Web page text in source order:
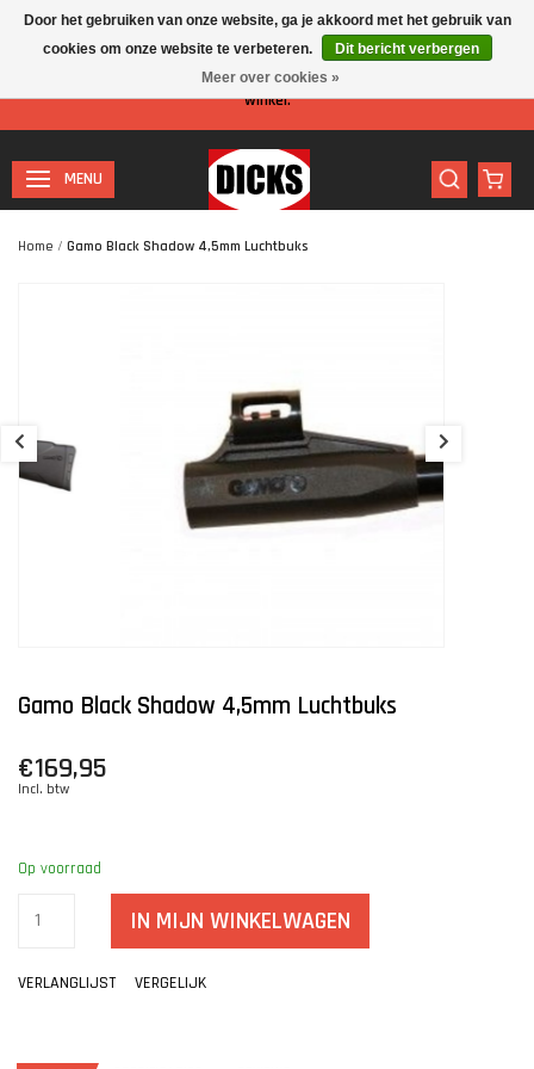
Let op: I.v.m. de zomervakantie is er minder personeel aanwezig in de
winkel.
MENU
Home / Gamo Black Shadow 4,5mm Luchtbuks
Gamo Black Shadow 4,5mm Luchtbuks
€169,95
Incl. btw
Op voorraad
IN MIJN WINKELWAGEN
VERLANGLIJST VERGELIJK
Door het gebruiken van onze website, ga je akkoord met het gebruik van
cookies om onze website te verbeteren.
Dit bericht verbergen
Meer over cookies »